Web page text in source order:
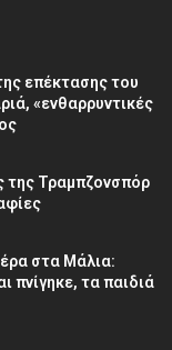
επέκτασης του
«ενθαρρυντικές
της Τραμπζονσπόρ
στα Μάλια:
πνίγηκε, τα παιδιά